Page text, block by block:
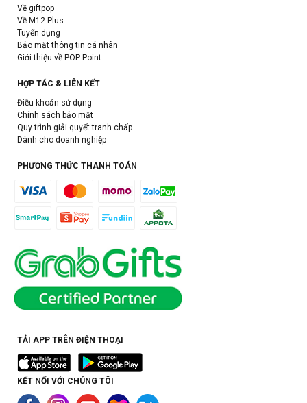
Về giftpop
Về M12 Plus
Tuyển dụng
Bảo mật thông tin cá nhân
Giới thiệu về POP Point
HỢP TÁC & LIÊN KẾT
Điều khoản sử dụng
Chính sách bảo mật
Quy trình giải quyết tranh chấp
Dành cho doanh nghiệp
PHƯƠNG THỨC THANH TOÁN
TẢI APP TRÊN ĐIỆN THOẠI
KẾT NỐI VỚI CHÚNG TÔI